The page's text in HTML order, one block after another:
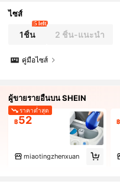
องมือทำความสะอาดห้องน้ำอัต
อุปกรณ์ทำความสะอาดห้องน้ำ,
วเรือน
ไซส์
1ชิ้น
5 left
2 ชิ้น-แนะนำ
คู่มือไซส์
ผู้ขายรายอื่นบน SHEIN
ราคาต่ำสุด
฿52
miaotingzhenxuan
฿